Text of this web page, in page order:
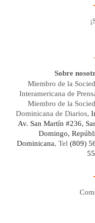
Sobre
Miembro de la
Interamericana de
Miembro de la
Dominicana de Diarios,
Av. San Martín #236,
Domingo,
Dominicana, Tel (809)